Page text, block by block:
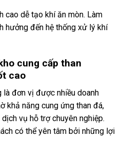
cao dễ tạo khí ăn mòn. Làm
hưởng đến hệ thống xử lý khí
cung cấp than
cao
là đơn vị được nhiều doanh
khả năng cung ứng than đá,
vụ hỗ trợ chuyên nghiệp.
có thể yên tâm bởi những lợi